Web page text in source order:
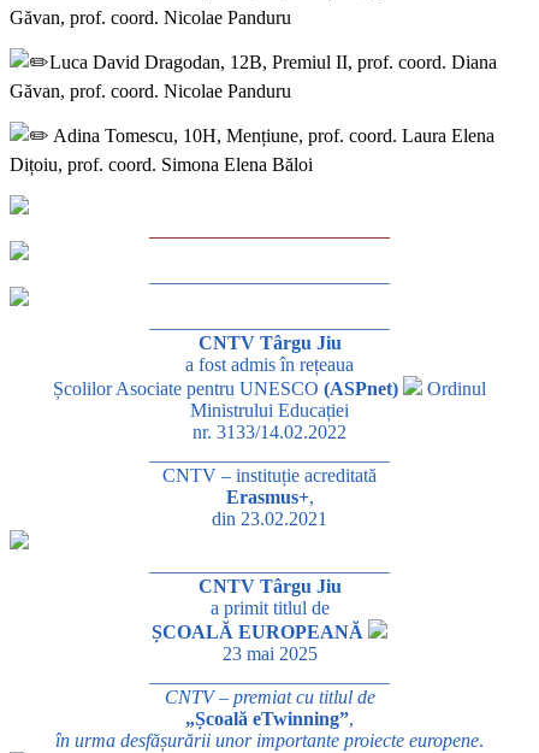
Găvan, prof. coord. Nicolae Panduru
Luca David Dragodan, 12B, Premiul II, prof. coord. Diana
Găvan, prof. coord. Nicolae Panduru
Adina Tomescu, 10H, Mențiune, prof. coord. Laura Elena
Dițoiu, prof. coord. Simona Elena Băloi
CNTV Târgu Jiu
a fost admis în rețeaua
Școlilor Asociate pentru UNESCO (ASPnet)
Ordinul
Ministrului Educației
nr. 3133/14.02.2022
CNTV – instituție acreditată
Erasmus+,
din 23.02.2021
CNTV Târgu Jiu
a primit titlul de
ȘCOALĂ EUROPEANĂ
23 mai 2025
CNTV – premiat cu titlul de
„Școală eTwinning”,
în urma desfășurării unor importante proiecte europene.